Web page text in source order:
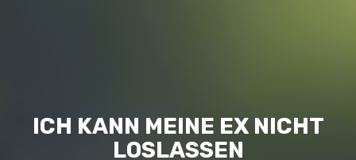
ICH KANN MEINE EX NICHT
LOSLASSEN